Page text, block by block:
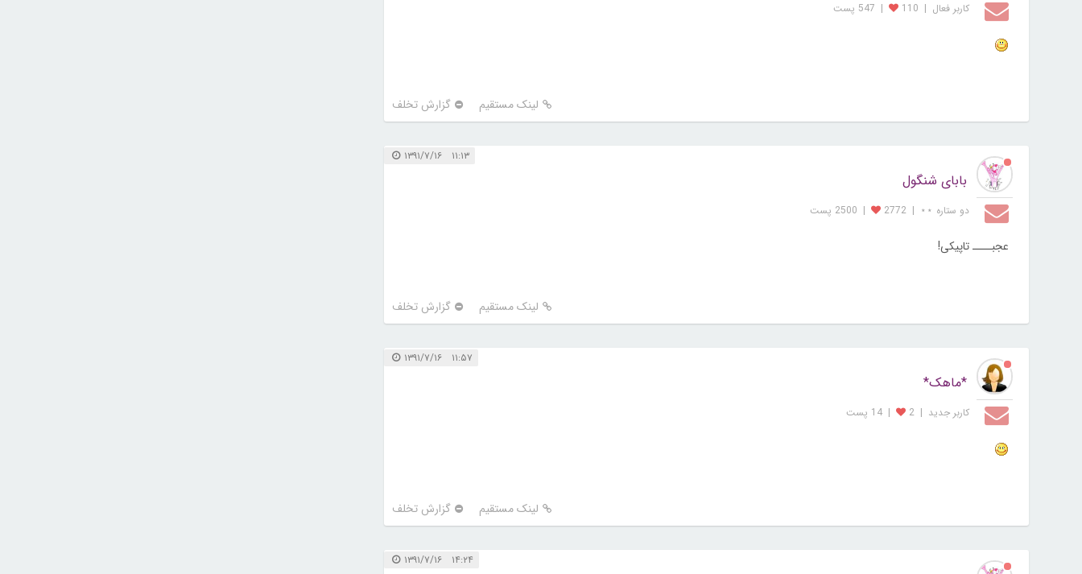
کاربر فعال |
110
| 547 پست
لینک مستقیم گزارش تخلف
۱۱:۱۳ ۱۳۹۱/۷/۱۶
بابای شنگول
دو ستاره ⋆⋆ |
2772
| 2500 پست
عجبــــ تاپیکی!
لینک مستقیم گزارش تخلف
۱۱:۵۷ ۱۳۹۱/۷/۱۶
*ماهک*
کاربر جديد |
2
| 14 پست
لینک مستقیم گزارش تخلف
۱۴:۲۴ ۱۳۹۱/۷/۱۶